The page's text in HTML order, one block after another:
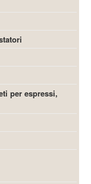
per espressi,